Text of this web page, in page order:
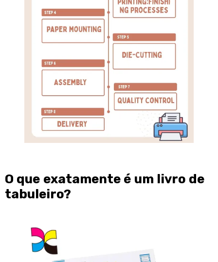
O que exatamente é um livro de
tabuleiro?